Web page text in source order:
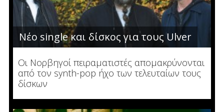
Νέο single και δίσκος για τους Ulver
Οι Νορβηγοί πειραματιστές απομακρύνονται
από τον synth-pop ήχο των τελευταίων τους
δίσκων